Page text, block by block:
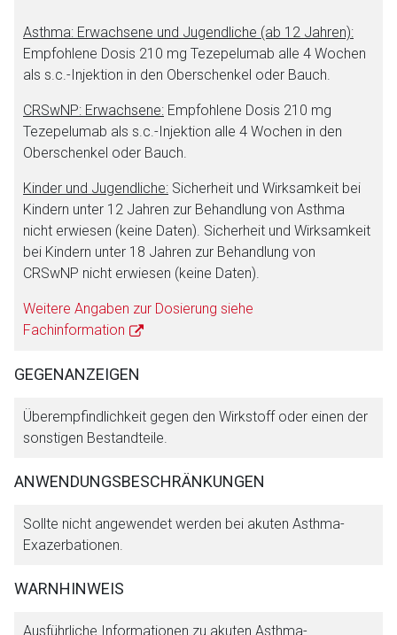
Asthma: Erwachsene und Jugendliche (ab 12 Jahren):
Empfohlene Dosis 210 mg Tezepelumab alle 4 Wochen
als s.c.-Injektion in den Oberschenkel oder Bauch.
CRSwNP: Erwachsene: Empfohlene Dosis 210 mg
Tezepelumab als s.c.-Injektion alle 4 Wochen in den
Oberschenkel oder Bauch.
Kinder und Jugendliche: Sicherheit und Wirksamkeit bei
Kindern unter 12 Jahren zur Behandlung von Asthma
nicht erwiesen (keine Daten). Sicherheit und Wirksamkeit
bei Kindern unter 18 Jahren zur Behandlung von
CRSwNP nicht erwiesen (keine Daten).
Weitere Angaben zur Dosierung siehe
Fachinformation
GEGENANZEIGEN
Überempfindlichkeit gegen den Wirkstoff oder einen der
sonstigen Bestandteile.
ANWENDUNGSBESCHRÄNKUNGEN
Sollte nicht angewendet werden bei akuten Asthma-
Exazerbationen.
WARNHINWEIS
Ausführliche Informationen zu akuten Asthma-
Aufruf einer externen Seite
Der von Ihnen aufgerufene Link öffnet eine externe Web-
Seite. Für die Inhalte der externen Web-Seite ist deren